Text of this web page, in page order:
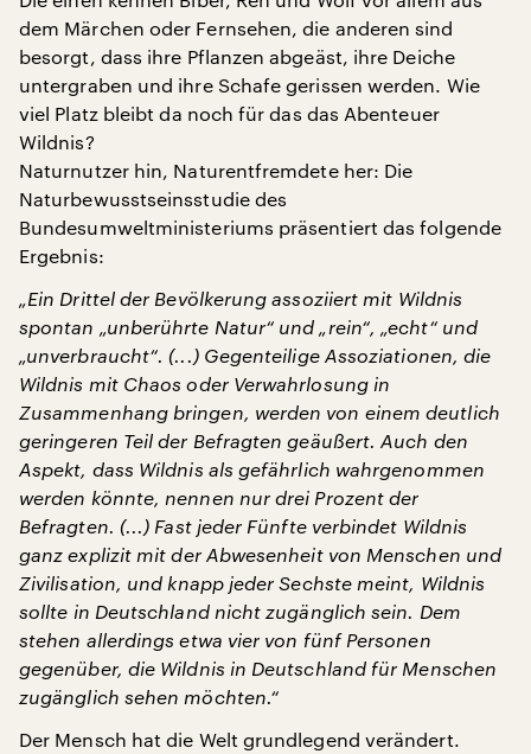
dem Märchen oder Fernsehen, die anderen sind
besorgt, dass ihre Pflanzen abgeäst, ihre Deiche
untergraben und ihre Schafe gerissen werden. Wie
viel Platz bleibt da noch für das das Abenteuer
Wildnis?
Naturnutzer hin, Naturentfremdete her: Die
Naturbewusstseinsstudie des
Bundesumweltministeriums präsentiert das folgende
Ergebnis:
„Ein Drittel der Bevölkerung assoziiert mit Wildnis
spontan „unberührte Natur“ und „rein“, „echt“ und
„unverbraucht“. (...) Gegenteilige Assoziationen, die
Wildnis mit Chaos oder Verwahrlosung in
Zusammenhang bringen, werden von einem deutlich
geringeren Teil der Befragten geäußert. Auch den
Aspekt, dass Wildnis als gefährlich wahrgenommen
werden könnte, nennen nur drei Prozent der
Befragten. (...) Fast jeder Fünfte verbindet Wildnis
ganz explizit mit der Abwesenheit von Menschen und
Zivilisation, und knapp jeder Sechste meint, Wildnis
sollte in Deutschland nicht zugänglich sein. Dem
stehen allerdings etwa vier von fünf Personen
gegenüber, die Wildnis in Deutschland für Menschen
zugänglich sehen möchten.“
Der Mensch hat die Welt grundlegend verändert.